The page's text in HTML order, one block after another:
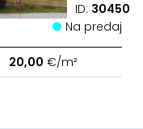
ID: 30450
Na predaj
20,00 €/m²